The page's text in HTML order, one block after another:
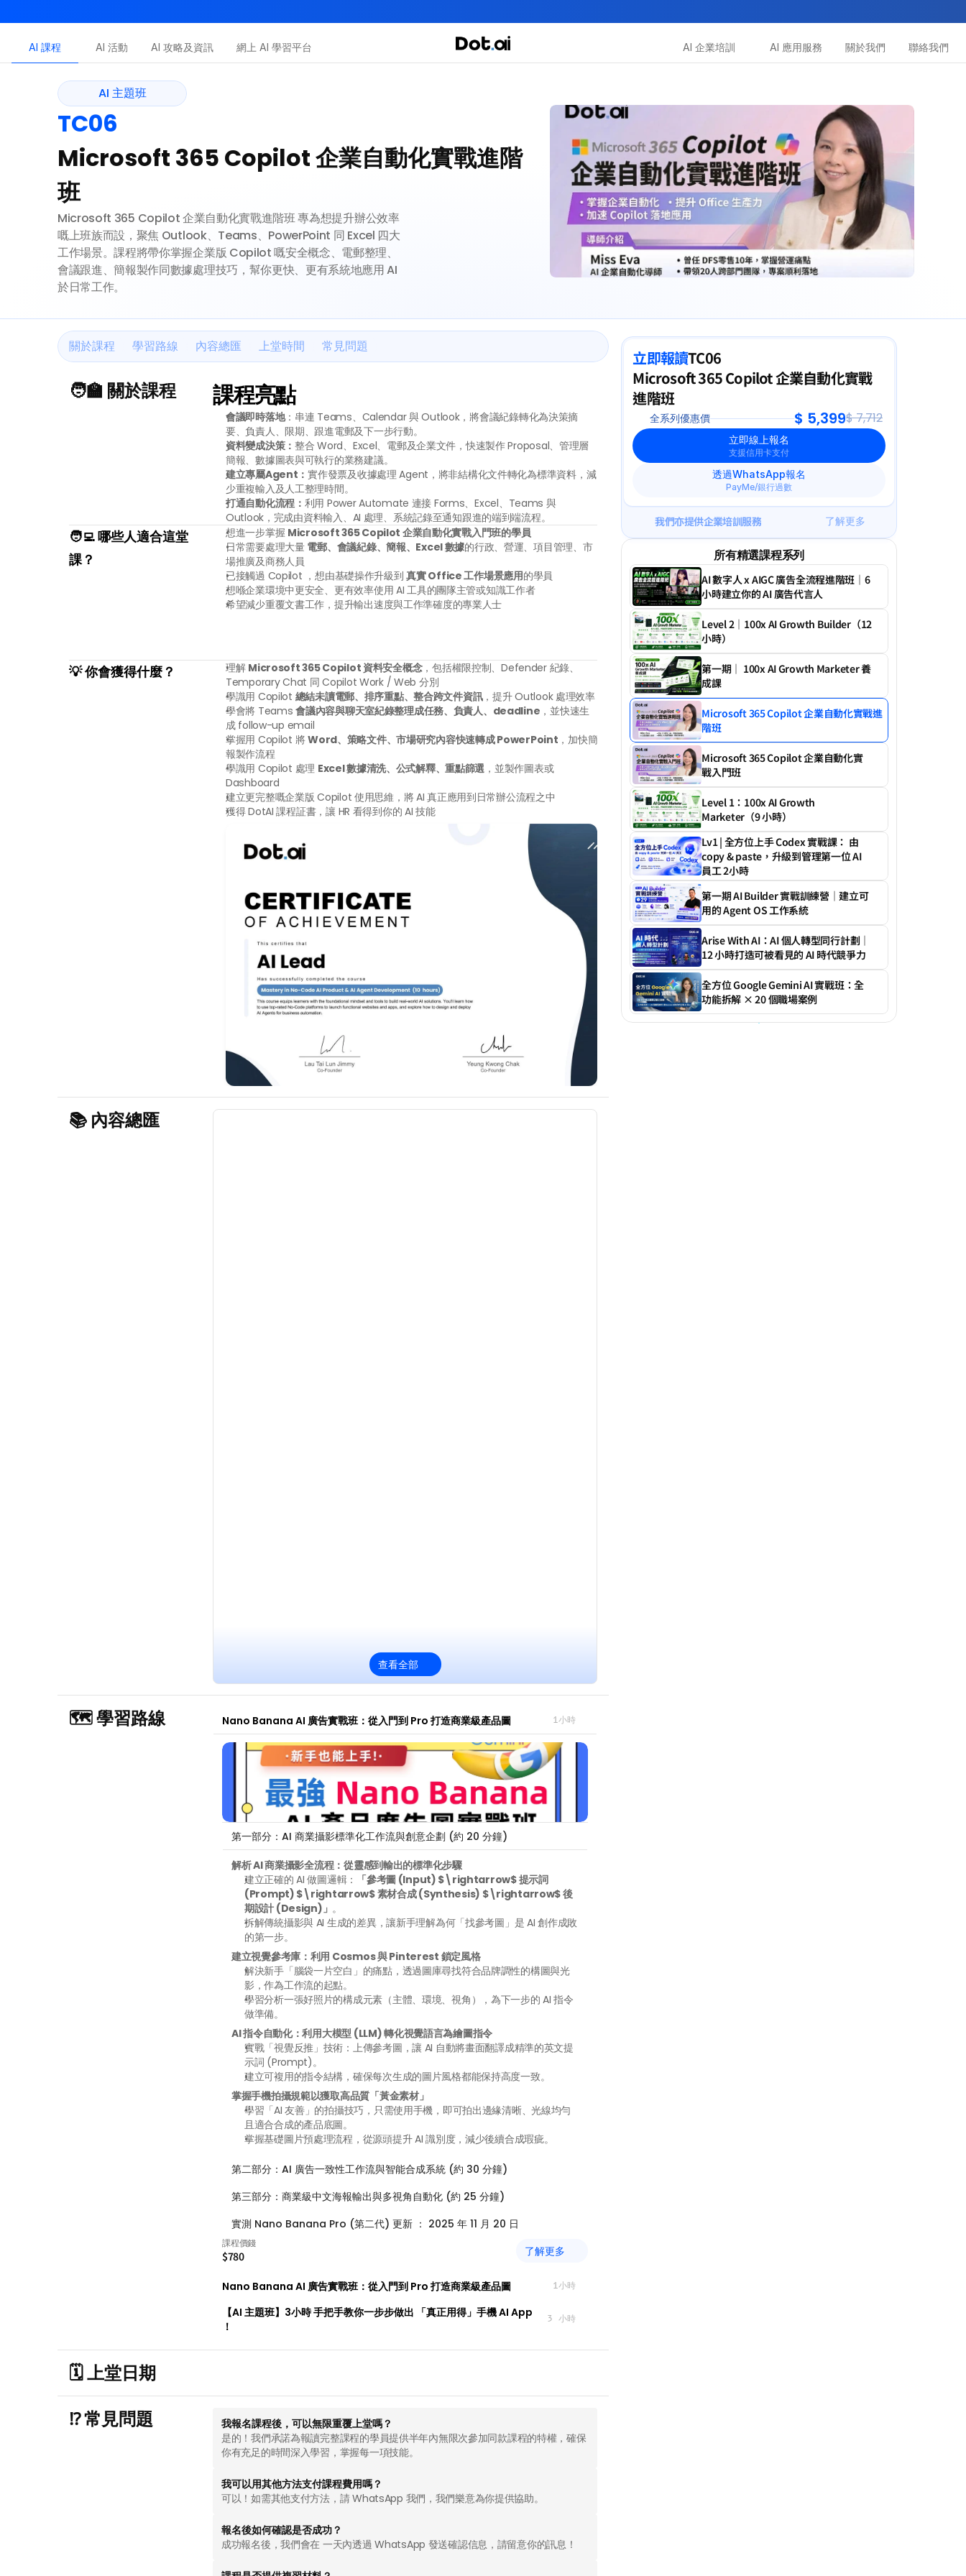
AI 主題班
AI 主題班
TC06
Microsoft 365 Copilot 企業自動化實戰進階
班
Microsoft 365 Copilot 企業自動化實戰進階班 專為想提升辦公效率
嘅上班族而設，聚焦 Outlook、Teams、PowerPoint 同 Excel 四大
工作場景。課程將帶你掌握企業版 Copilot 嘅安全概念、電郵整理、
會議跟進、簡報製作同數據處理技巧，幫你更快、更有系統地應用 AI
於日常工作。
關於課程 學習路線 內容總匯 上堂時間 常見問題
🧑‍🏫 關於課程 課程亮點
會議即時落地：串連 Teams、Calendar 與 Outlook，將會議紀錄轉化為決策摘
要、負責人、限期、跟進電郵及下一步行動。
資料變成決策：整合 Word、Excel、電郵及企業文件，快速製作 Proposal、管理層
簡報、數據圖表與可執行的業務建議。
建立專屬Agent：實作發票及收據處理 Agent，將非結構化文件轉化為標準資料，減
少重複輸入及人工整理時間。
打通自動化流程： 利用 Power Automate 連接 Forms、Excel、Teams 與
Outlook，完成由資料輸入、AI 處理、系統記錄至通知跟進的端到端流程。
🧑‍💻 哪些人適合這堂
課？
想進一步掌握 Microsoft 365 Copilot 企業自動化實戰入門班的學員
日常需要處理大量 電郵、會議紀錄、簡報、Excel 數據的行政、營運、項目管理、市
場推廣及商務人員
已接觸過 Copilot ，想由基礎操作升級到 真實 Office 工作場景應用的學員
想喺企業環境中更安全、更有效率使用 AI 工具的團隊主管或知識工作者
希望減少重覆文書工作，提升輸出速度與工作準確度的專業人士
💡 你會獲得什麼？ 理解 Microsoft 365 Copilot 資料安全概念，包括權限控制、Defender 紀錄、
Temporary Chat 同 Copilot Work / Web 分別
學識用 Copilot 總結未讀電郵、排序重點、整合跨文件資訊，提升 Outlook 處理效率
學會將 Teams 會議內容與聊天室紀錄整理成任務、負責人、deadline ，並快速生
成 follow-up email
掌握用 Copilot 將 Word、策略文件、市場研究內容快速轉成 PowerPoint ，加快簡
報製作流程
學識用 Copilot 處理 Excel 數據清洗、公式解釋、重點篩選 ，並製作圖表或
Dashboard
建立更完整嘅企業版 Copilot 使用思維，將 AI 真正應用到日常辦公流程之中
獲得 DotAI 課程証書，讓 HR 看得到你的 AI 技能
📚 內容總匯
查看全部
🗺️ 學習路線 Nano Banana AI 廣告實戰班：從入門到 Pro 打造商業級產品圖 1小時
第一部分：AI 商業攝影標準化工作流與創意企劃 (約 20 分鐘)
解析 AI 商業攝影全流程：從靈感到輸出的標準化步驟
建立正確的 AI 做圖邏輯：
「參考圖 (Input) $\rightarrow$ 提示詞
(Prompt) $\rightarrow$ 素材合成 (Synthesis) $\rightarrow$ 後
期設計 (Design)」 。
拆解傳統攝影與 AI 生成的差異，讓新手理解為何「找參考圖」是 AI 創作成敗
的第一步。
建立視覺參考庫：利用 Cosmos 與 Pinterest 鎖定風格
解決新手「腦袋一片空白」的痛點，透過圖庫尋找符合品牌調性的構圖與光
影，作為工作流的起點。
學習分析一張好照片的構成元素（主體、環境、視角），為下一步的 AI 指令
做準備。
AI 指令自動化：利用大模型 (LLM) 轉化視覺語言為繪圖指令
實戰「視覺反推」技術：上傳參考圖，讓 AI 自動將畫面翻譯成精準的英文提
示詞 (Prompt)。
建立可複用的指令結構，確保每次生成的圖片風格都能保持高度一致。
掌握手機拍攝規範以獲取高品質「黃金素材」
學習「AI 友善」的拍攝技巧，只需使用手機，即可拍出邊緣清晰、光線均勻
且適合合成的產品底圖。
掌握基礎圖片預處理流程，從源頭提升 AI 識別度，減少後續合成瑕疵。
第二部分：AI 廣告一致性工作流與智能合成系統 (約 30 分鐘)
第三部分：商業級中文海報輸出與多視角自動化 (約 25 分鐘)
實測 Nano Banana Pro (第二代) 更新 ： 2025 年 11 月 20 日
課程價錢
$780 了解更多
Nano Banana AI 廣告實戰班：從入門到 Pro 打造商業級產品圖 1小時
【AI 主題班】3小時 手把手教你一步步做出 「真正用得」手機 AI App
！
3 小時
🗓️ 上堂日期
⁉️ 常見問題
我報名課程後，可以無限重覆上堂嗎？
是的！我們承諾為報讀完整課程的學員提供半年內無限次參加同款課程的特權，確保
你有充足的時間深入學習，掌握每一項技能。
我可以用其他方法支付課程費用嗎？
可以！如需其他支付方法，請 WhatsApp 我們，我們樂意為你提供協助。
⁠報名後如何確認是否成功？
成功報名後，我們會在 一天內透過 WhatsApp 發送確認信息，請留意你的訊息！
立即報讀TC06
Microsoft 365 Copilot 企業自動化實戰
進階班
全系列優惠價 $ 5,399$ 7,712
立即線上報名
支援信用卡支付
透過WhatsApp報名
PayMe/銀行過數
我們亦提供企業培訓服務 了解更多
所有精選課程系列
AI 數字人 x AIGC 廣告全流程進階班｜6
小時建立你的 AI 廣告代言人
Level 2｜100x AI Growth Builder（12
小時）
第一期｜ 100x AI Growth Marketer 養
成課
Microsoft 365 Copilot 企業自動化實戰進
階班
Microsoft 365 Copilot 企業自動化實
戰入門班
Level 1：100x AI Growth
Marketer（9 小時）
Lv1 | 全方位上手 Codex 實戰課： 由
copy & paste，升級到管理第一位 AI
員工 2小時
第一期 AI Builder 實戰訓練營｜建立可
用的 Agent OS 工作系統
Arise With AI：AI 個人轉型同行計劃｜
12 小時打造可被看見的 AI 時代競爭力
全方位 Google Gemini AI 實戰班：全
功能拆解 × 20 個職場案例
AI 課程 AI 活動 AI 攻略及資訊 網上 AI 學習平台 AI 企業培訓 AI 應用服務 關於我們 聯絡我們
Dot.AI Academy
全港最貼地AI課程
三大恆常課程
所有課程
多種專項技能提升課程
助你全面掌握AI應用
我們有三大課程